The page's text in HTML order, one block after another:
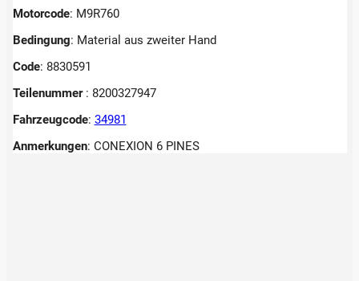
Motorcode: M9R760
Bedingung: Material aus zweiter Hand
Code: 8830591
Teilenummer : 8200327947
Fahrzeugcode: 34981
Anmerkungen: CONEXION 6 PINES